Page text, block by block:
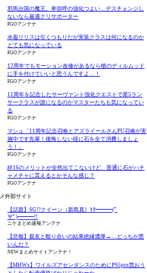
邪馬台国の魔王。卑弥呼の強化つよい…デスチェンジし
ないなら最適クリサポーター
FGOアンテナ
水着リリスは引くつもりだが実装クラスは何になるのか
とても気になっている
FGOアンテナ
12周年でもモーション改修があるなら槍のディルムッド
に手を付けていいと思うんですよ…！
FGOアンテナ
11周年を記念したサーヴァント強化クエストで星5ラン
サークラスが誰になるのかマスターたちも気になってい
る
FGOアンテナ
マシュ「11周年記念召喚とアズライールさんPU召喚が実
施中です先輩！後悔しない様に石を全て消費しましょ
う！」
FGOアンテナ
絆16のメリットが全然出てこないけど、普通に石がハチ
ャメチャに貰えるとかそんな感じ？
FGOアンテナ
外部サイト
【話題】SG!?クイーン（新島真）ｷﾀ━━━(ﾟ
∀ﾟ)━━━!!
ニケまとめ速報アンテナ
【悲報】親友と殴り合いの結果絶縁濃厚→…どっちが悪
いんだ？
NEWまとめサイトアンテナ！
【MHWs】ワイルズアセンダンスのためにPS5pro買おう